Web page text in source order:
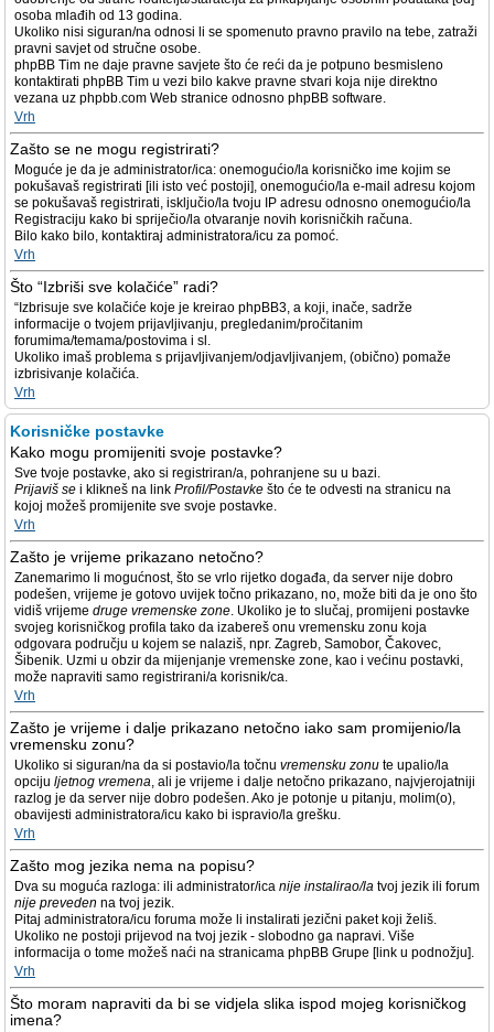
osoba mlađih od 13 godina.
Ukoliko nisi siguran/na odnosi li se spomenuto pravno pravilo na tebe, zatraži
pravni savjet od stručne osobe.
phpBB Tim ne daje pravne savjete što će reći da je potpuno besmisleno
kontaktirati phpBB Tim u vezi bilo kakve pravne stvari koja nije direktno
vezana uz phpbb.com Web stranice odnosno phpBB software.
Vrh
Zašto se ne mogu registrirati?
Moguće je da je administrator/ica: onemogućio/la korisničko ime kojim se
pokušavaš registrirati [ili isto već postoji], onemogućio/la e-mail adresu kojom
se pokušavaš registrirati, isključio/la tvoju IP adresu odnosno onemogućio/la
Registraciju kako bi spriječio/la otvaranje novih korisničkih računa.
Bilo kako bilo, kontaktiraj administratora/icu za pomoć.
Vrh
Što “Izbriši sve kolačiće” radi?
“Izbrisuje sve kolačiće koje je kreirao phpBB3, a koji, inače, sadrže
informacije o tvojem prijavljivanju, pregledanim/pročitanim
forumima/temama/postovima i sl.
Ukoliko imaš problema s prijavljivanjem/odjavljivanjem, (obično) pomaže
izbrisivanje kolačića.
Vrh
Korisničke postavke
Kako mogu promijeniti svoje postavke?
Sve tvoje postavke, ako si registriran/a, pohranjene su u bazi.
Prijaviš se i klikneš na link Profil/Postavke što će te odvesti na stranicu na
kojoj možeš promijenite sve svoje postavke.
Vrh
Zašto je vrijeme prikazano netočno?
Zanemarimo li mogućnost, što se vrlo rijetko događa, da server nije dobro
podešen, vrijeme je gotovo uvijek točno prikazano, no, može biti da je ono što
vidiš vrijeme druge vremenske zone. Ukoliko je to slučaj, promijeni postavke
svojeg korisničkog profila tako da izabereš onu vremensku zonu koja
odgovara području u kojem se nalaziš, npr. Zagreb, Samobor, Čakovec,
Šibenik. Uzmi u obzir da mijenjanje vremenske zone, kao i većinu postavki,
može napraviti samo registrirani/a korisnik/ca.
Vrh
Zašto je vrijeme i dalje prikazano netočno iako sam promijenio/la
vremensku zonu?
Ukoliko si siguran/na da si postavio/la točnu vremensku zonu te upalio/la
opciju ljetnog vremena, ali je vrijeme i dalje netočno prikazano, najvjerojatniji
razlog je da server nije dobro podešen. Ako je potonje u pitanju, molim(o),
obavijesti administratora/icu kako bi ispravio/la grešku.
Vrh
Zašto mog jezika nema na popisu?
Dva su moguća razloga: ili administrator/ica nije instalirao/la tvoj jezik ili forum
nije preveden na tvoj jezik.
Pitaj administratora/icu foruma može li instalirati jezični paket koji želiš.
Ukoliko ne postoji prijevod na tvoj jezik - slobodno ga napravi. Više
informacija o tome možeš naći na stranicama phpBB Grupe [link u podnožju].
Vrh
Što moram napraviti da bi se vidjela slika ispod mojeg korisničkog
imena?